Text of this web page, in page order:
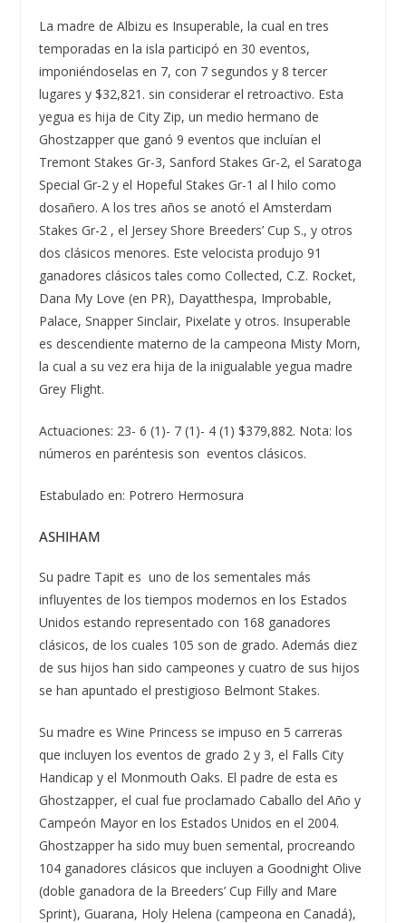
La madre de Albizu es Insuperable, la cual en tres
temporadas en la isla participó en 30 eventos,
imponiéndoselas en 7, con 7 segundos y 8 tercer
lugares y $32,821. sin considerar el retroactivo. Esta
yegua es hija de City Zip, un medio hermano de
Ghostzapper que ganó 9 eventos que incluían el
Tremont Stakes Gr-3, Sanford Stakes Gr-2, el Saratoga
Special Gr-2 y el Hopeful Stakes Gr-1 al l hilo como
dosañero. A los tres años se anotó el Amsterdam
Stakes Gr-2 , el Jersey Shore Breeders’ Cup S., y otros
dos clásicos menores. Este velocista produjo 91
ganadores clásicos tales como Collected, C.Z. Rocket,
Dana My Love (en PR), Dayatthespa, Improbable,
Palace, Snapper Sinclair, Pixelate y otros. Insuperable
es descendiente materno de la campeona Misty Morn,
la cual a su vez era hija de la inigualable yegua madre
Grey Flight.
Actuaciones: 23- 6 (1)- 7 (1)- 4 (1) $379,882. Nota: los
números en paréntesis son eventos clásicos.
Estabulado en: Potrero Hermosura
ASHIHAM
Su padre Tapit es uno de los sementales más
influyentes de los tiempos modernos en los Estados
Unidos estando representado con 168 ganadores
clásicos, de los cuales 105 son de grado. Además diez
de sus hijos han sido campeones y cuatro de sus hijos
se han apuntado el prestigioso Belmont Stakes.
Su madre es Wine Princess se impuso en 5 carreras
que incluyen los eventos de grado 2 y 3, el Falls City
Handicap y el Monmouth Oaks. El padre de esta es
Ghostzapper, el cual fue proclamado Caballo del Año y
Campeón Mayor en los Estados Unidos en el 2004.
Ghostzapper ha sido muy buen semental, procreando
104 ganadores clásicos que incluyen a Goodnight Olive
(doble ganadora de la Breeders’ Cup Filly and Mare
Sprint), Guarana, Holy Helena (campeona en Canadá),